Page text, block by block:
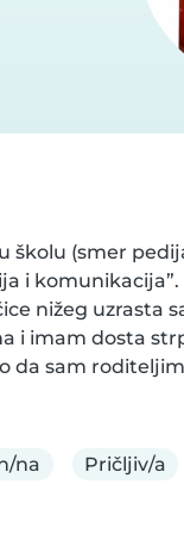
školu (smer
i komunikacija”.
nižeg uzrasta
i imam dosta
da sam
na Pričljiv/a